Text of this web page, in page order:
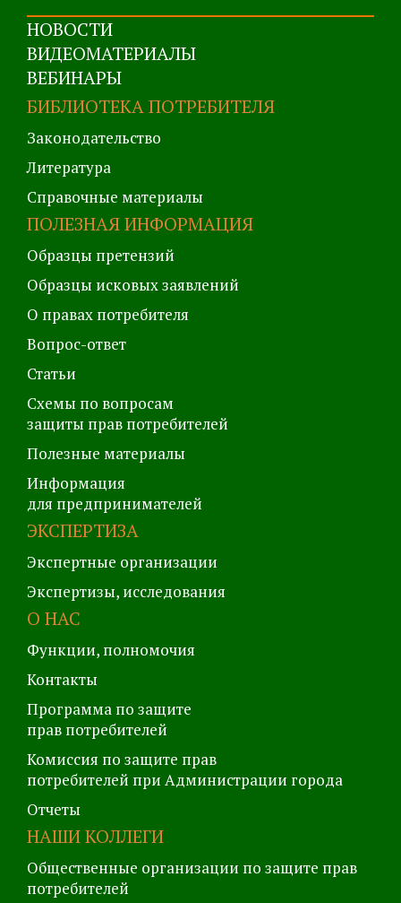
НОВОСТИ
ВИДЕОМАТЕРИАЛЫ
ВЕБИНАРЫ
БИБЛИОТЕКА ПОТРЕБИТЕЛЯ
Законодательство
Литература
Справочные материалы
ПОЛЕЗНАЯ ИНФОРМАЦИЯ
Образцы претензий
Образцы исковых заявлений
О правах потребителя
Вопрос-ответ
Статьи
Схемы по вопросам
защиты прав потребителей
Полезные материалы
Информация
для предпринимателей
ЭКСПЕРТИЗА
Экспертные организации
Экспертизы, исследования
О НАС
Функции, полномочия
Контакты
Программа по защите
прав потребителей
Комиссия по защите прав
потребителей при Администрации города
Отчеты
НАШИ КОЛЛЕГИ
Общественные организации по защите прав
потребителей